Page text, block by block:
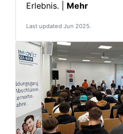
Erlebnis. | Mehr
Last updated Jun 2025.